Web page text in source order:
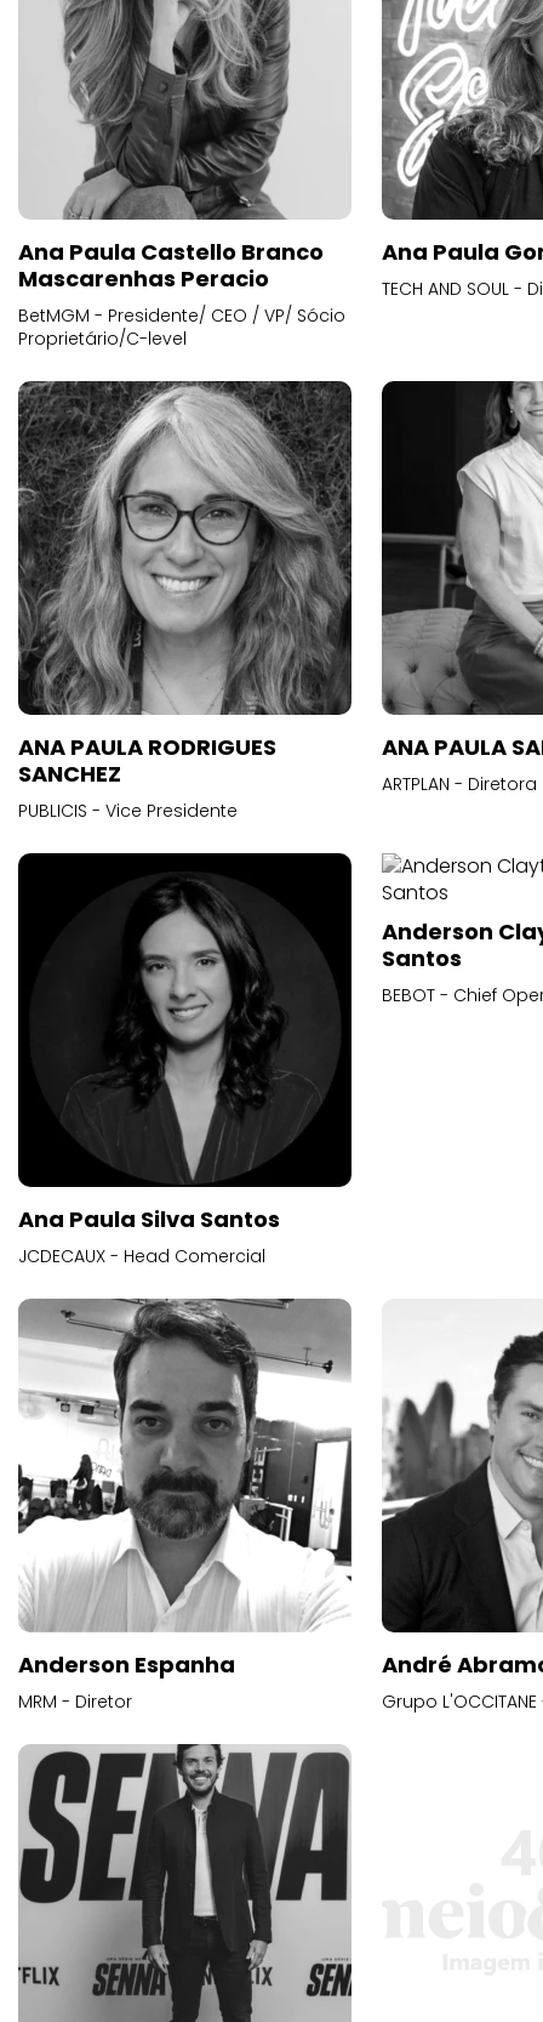
Ana Paula Castello Branco
Mascarenhas Peracio
BetMGM - Presidente/ CEO / VP/ Sócio
Proprietário/C-level
Ana Paula
TECH AND SOUL
ANA PAULA RODRIGUES
SANCHEZ
PUBLICIS - Vice Presidente
ANA PAULA
ARTPLAN -
Ana Paula Silva Santos
JCDECAUX - Head Comercial
Anderson
Santos
BEBOT - Chief
Anderson Espanha
MRM - Diretor
André
Grupo